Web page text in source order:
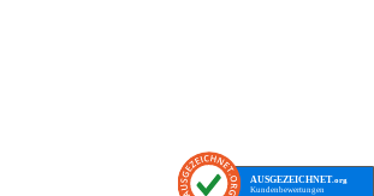
AUSGEZEICHNET.org
Kundenbewertungen